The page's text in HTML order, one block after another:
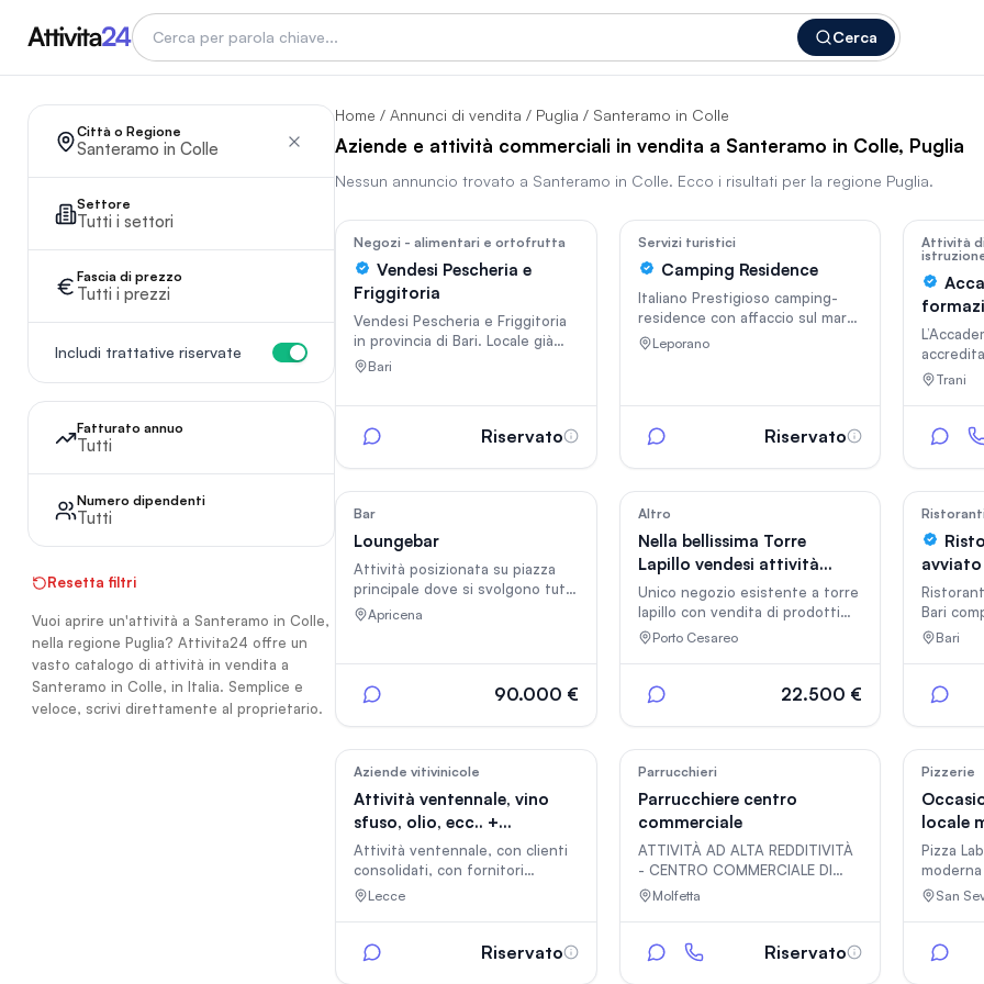
Cerca
Città o Regione
Santeramo in Colle
Settore
Tutti i settori
Fascia di prezzo
Tutti i prezzi
Includi trattative riservate
Fatturato annuo
Tutti
Numero dipendenti
Tutti
Resetta filtri
Vuoi aprire un'attività a Santeramo in Colle,
nella regione Puglia? Attivita24 offre un
vasto catalogo di attività in vendita a
Santeramo in Colle, in Italia. Semplice e
veloce, scrivi direttamente al proprietario.
Home / Annunci di vendita / Puglia / Santeramo in Colle
Aziende e attività commerciali in vendita a Santeramo in Colle, Puglia
Nessun annuncio trovato a Santeramo in Colle. Ecco i risultati per la regione Puglia.
53
Negozi - alimentari e ortofrutta
Vendesi Pescheria e
Friggitoria
Vendesi Pescheria e Friggitoria
in provincia di Bari. Locale già
pronto e che non necessita di
canone di locazione è di 800€
Bari
Riservato
Servizi turistici
Camping Residence
Italiano Prestigioso camping-
residence con affaccio sul mare
sulla Litoranea Salentina, dotato
di case mobili ristorante-
installazione di piscina su area
Sale: Prestigious Camping-
Residence on the Salento
Coast Exclusive beachfront
camping-residence located
along the stunning Salento
coastline. The property
features modern mobile homes,
a restaura
Leporano
Riservato
Attività
alla
640 del
obbligo
sviluppa
circa
aula
Trani
Bar
Loungebar
Attività posizionata su piazza
principale dove si svolgono tutti
gli eventi con incassi
soddisfacenti
Apricena
90.000 €
Altro
Nella bellissima Torre
Lapillo vendesi attività
commerciale
Unico negozio esistente a torre
lapillo con vendita di prodotti
tipici salentini,dalle ceramiche ai
Porto Cesareo
22.500 €
Ristoranti
Bari
e varie
Bari
Aziende vitivinicole
Attività ventennale, vino
sfuso, olio, ecc.. +
ecommerce online
Attività ventennale, con clienti
consolidati, con fornitori
esclusivi + ecommerce +
SOGNATORI L'attività viaggia
Lecce
Riservato
Parrucchieri
Parrucchiere centro
commerciale
ATTIVITÀ AD ALTA REDDITIVITÀ
- CENTRO COMMERCIALE DI
MOLFETTA Cedesi storica e
del Centro Commerciale di
Molfetta
Riservato
Pizzerie
locale
pronto
Pizza
clientela
San